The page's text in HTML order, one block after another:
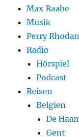
Max Raabe
Musik
Perry Rhodan
Radio
Hörspiel
Podcast
Reisen
Belgien
De Haan
Gent